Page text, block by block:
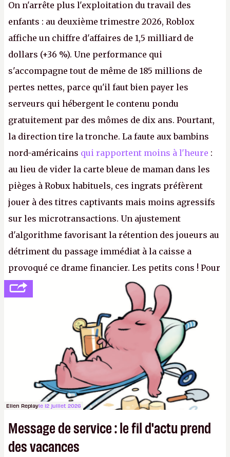
On n'arrête plus l'exploitation du travail des
enfants : au deuxième trimestre 2026, Roblox
affiche un chiffre d'affaires de 1,5 milliard de
dollars (+36 %). Une performance qui
s'accompagne tout de même de 185 millions de
pertes nettes, parce qu'il faut bien payer les
serveurs qui hébergent le contenu pondu
gratuitement par des mômes de dix ans. Pourtant,
la direction tire la tronche. La faute aux bambins
nord-américains qui rapportent moins à l'heure :
au lieu de vider la carte bleue de maman dans les
pièges à Robux habituels, ces ingrats préfèrent
jouer à des titres captivants mais moins agressifs
sur les microtransactions. Un ajustement
d'algorithme favorisant la rétention des joueurs au
détriment du passage immédiat à la caisse a
provoqué ce drame financier. Les petits cons ! Pour
se consoler, le PDG David Baszucki peut compter
sur le déblocage du jeu en Russie et l'explosion des
joueurs majeurs (+32 %). L'avenir appartient donc
aux adultes, qui ne sont jamais que des enfants
avec du pouvoir d'achat.P.
Ellen Replayle 12 juillet 2026
Message de service : le fil d'actu prend
des vacances